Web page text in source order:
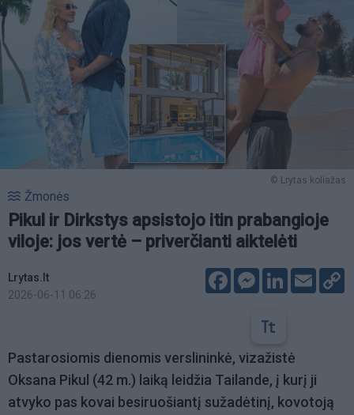
© Lrytas koliažas
Žmonės
Pikul ir Dirkstys apsistojo itin prabangioje
viloje: jos vertė – priverčianti aiktelėti
Lrytas.lt
2026-06-11 06:26
FacebookMessenger
LinkedIn
Email
Pastarosiomis dienomis verslininkė, vizažistė
Oksana Pikul (42 m.) laiką leidžia Tailande, į kurį ji
atvyko pas kovai besiruošiantį sužadėtinį, kovotoją